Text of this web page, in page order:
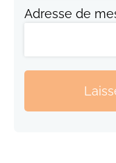
Adresse de